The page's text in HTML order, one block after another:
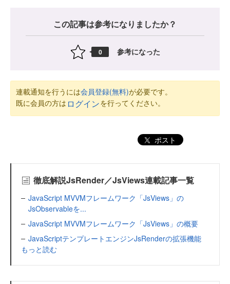
この記事は参考になりましたか？
0 参考になった
連載通知を行うには会員登録(無料)が必要です。
既に会員の方は ログインを行ってください。
ポスト
徹底解説JsRender／JsViews連載記事一覧
JavaScript MVVMフレームワーク「JsViews」の
JsObservableを...
JavaScript MVVMフレームワーク「JsViews」の概要
JavaScriptテンプレートエンジンJsRenderの拡張機能
もっと読む